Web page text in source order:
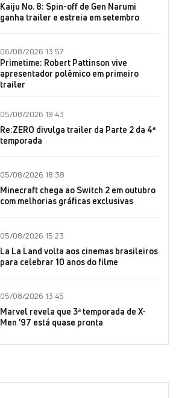
Kaiju No. 8: Spin-off de Gen Narumi
ganha trailer e estreia em setembro
06/08/2026 13:57
Primetime: Robert Pattinson vive
apresentador polêmico em primeiro
trailer
05/08/2026 19:43
Re:ZERO divulga trailer da Parte 2 da 4ª
temporada
05/08/2026 18:38
Minecraft chega ao Switch 2 em outubro
com melhorias gráficas exclusivas
05/08/2026 15:23
La La Land volta aos cinemas brasileiros
para celebrar 10 anos do filme
05/08/2026 13:45
Marvel revela que 3ª temporada de X-
Men '97 está quase pronta